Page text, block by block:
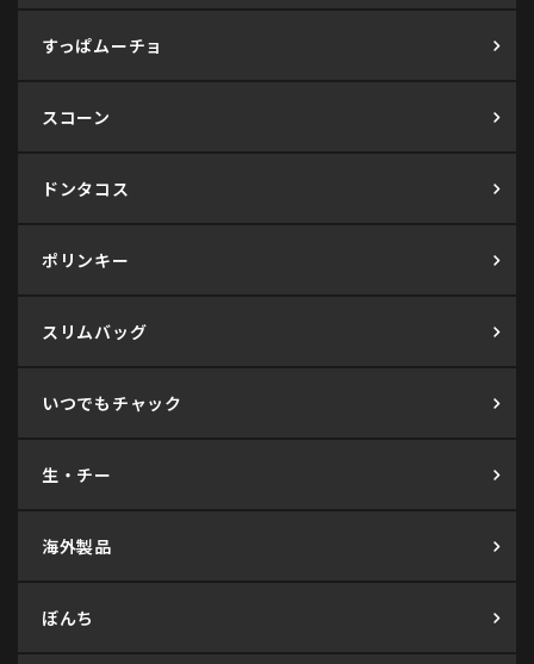
すっぱムーチョ
スコーン
ドンタコス
ポリンキー
スリムバッグ
いつでもチャック
生・チー
海外製品
ぼんち